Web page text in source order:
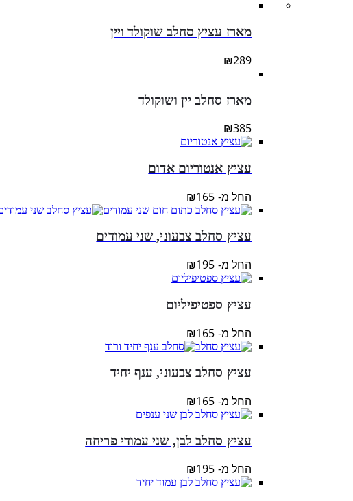
מארז עציץ סחלב שוקולד ויין
₪289
מארז סחלב יין ושוקולד
₪385
עציץ אנטוריום אדום
החל מ- ₪165
עציץ סחלב צבעוני, שני עמודים
החל מ- ₪195
עציץ ספטיפיליום
החל מ- ₪165
עציץ סחלב צבעוני, ענף יחיד
החל מ- ₪165
עציץ סחלב לבן, שני עמודי פריחה
החל מ- ₪195